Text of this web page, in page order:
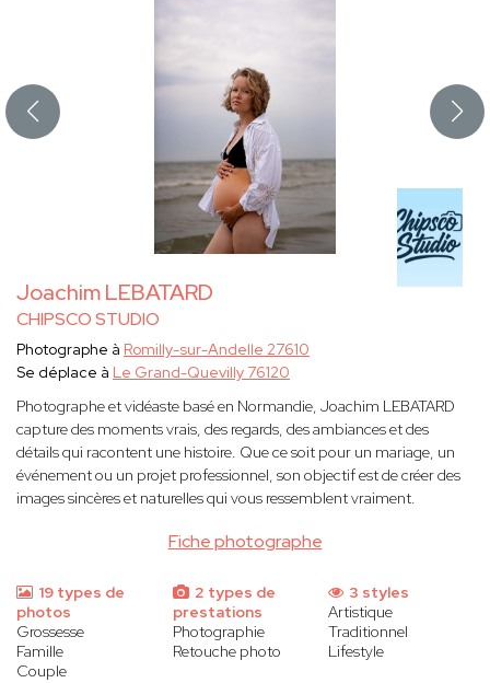
Joachim LEBATARD
CHIPSCO STUDIO
Fiche photographe
Photographe à Romilly-sur-Andelle 27610
Se déplace à Le Grand-Quevilly 76120
Photographe et vidéaste basé en Normandie, Joachim LEBATARD
capture des moments vrais, des regards, des ambiances et des
détails qui racontent une histoire. Que ce soit pour un mariage, un
événement ou un projet professionnel, son objectif est de créer des
images sincères et naturelles qui vous ressemblent vraiment.
19 types de
photos
Grossesse
Famille
Couple
2 types de
prestations
Photographie
Retouche photo
3 styles
Artistique
Traditionnel
Lifestyle